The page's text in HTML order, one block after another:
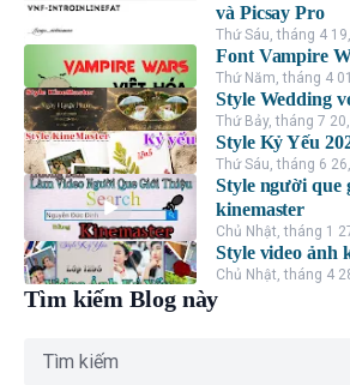
và Picsay Pro
Thứ Sáu, tháng 4
Font Vampire
Thứ Năm, tháng 4
Style Wedding
Thứ Bảy, tháng 7
Style Kỷ Yếu
Thứ Sáu, tháng 6
Style người que
kinemaster
Chủ Nhật, tháng 1
Style video ảnh
Chủ Nhật, tháng 4
Tìm kiếm Blog này